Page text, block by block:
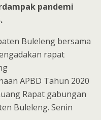
pandemi
Buleleng bersama
rapat
APBD Tahun 2020
Rapat gabungan
Buleleng. Senin